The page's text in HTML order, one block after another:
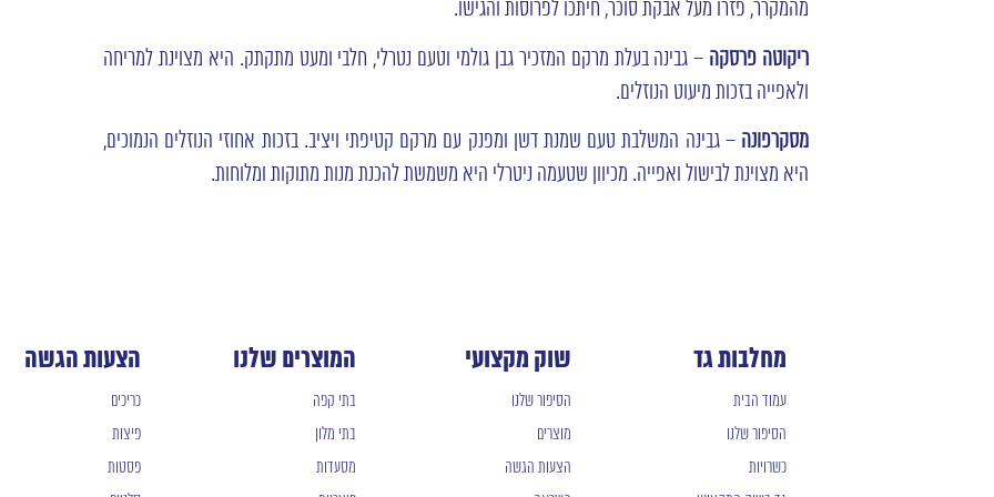
מהמקרר, פזרו מעל אבקת סוכר, חיתכו לפרוסות והגישו.
ריקוטה פרסקה – גבינה בעלת מרקם המזכיר גבן גולמי וטעם נטרלי, חלבי ומעט מתקתק. היא מצוינת למריחה
ולאפייה בזכות מיעוט הנוזלים.
מסקרפונה – גבינה המשלבת טעם שמנת דשן ומפנק עם מרקם קטיפתי ויציב. בזכות אחוזי הנוזלים הנמוכים,
היא מצוינת לבישול ואפייה. מכיוון שטעמה ניטרלי היא משמשת להכנת מנות מתוקות ומלוחות.
מחלבות גד
עמוד הבית
הסיפור שלנו
כשרויות
שוק מקצועי
הסיפור שלנו
מוצרים
הצעות הגשה
המוצרים שלנו
בתי קפה
בתי מלון
מסעדות
הצעות הגשה
כריכים
פיצות
פסטות